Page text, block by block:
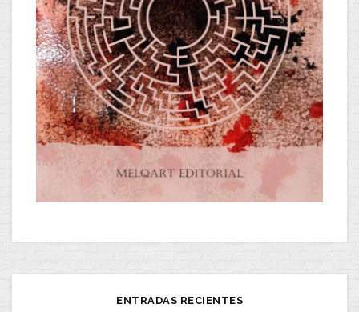
ENTRADAS RECIENTES